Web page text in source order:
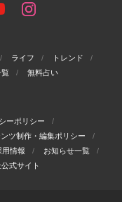
ライフ
トレンド
覧 無料占い
ーポリシー
ンツ制作・編集ポリシー
用情報
お知らせ一覧
式サイト